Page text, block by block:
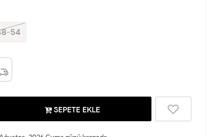
54
SEPETE EKLE